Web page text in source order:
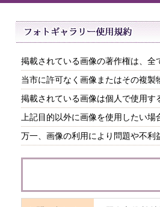
掲載されている画像の著作権は、全
当市に許可なく画像またはその複製
掲載されている画像は個人で使用す
上記目的以外に画像を使用したい
万一、画像の利用により問題や不利